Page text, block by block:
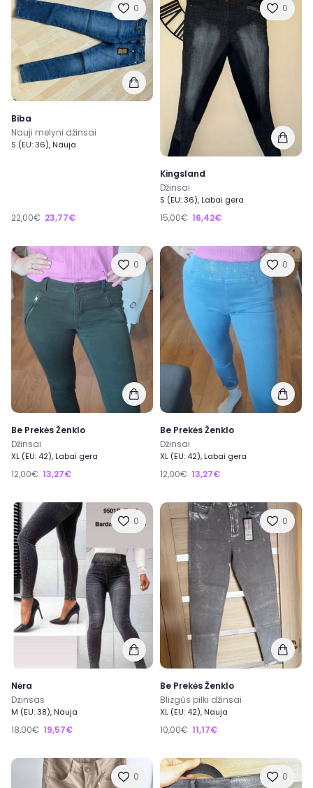
0
Biba
Nauji melyni džinsai
S (EU: 36), Nauja
22,00€ 23,77€
0
Kingsland
Džinsai
S (EU: 36), Labai gera
15,00€ 16,42€
0
Be Prekės Ženklo
Džinsai
XL (EU: 42), Labai gera
12,00€ 13,27€
0
Be Prekės Ženklo
Džinsai
XL (EU: 42), Labai gera
12,00€ 13,27€
0
Nėra
Dzinsas
M (EU: 38), Nauja
18,00€ 19,57€
0
Be Prekės Ženklo
Blizgūs pilki džinsai
XL (EU: 42), Nauja
10,00€ 11,17€
0 0